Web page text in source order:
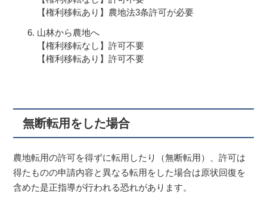
【権利移転あり】農地法3条許可が必要
山林から農地へ
【権利移転なし】許可不要
【権利移転あり】許可不要
無断転用をした場合
農地転用の許可を得ずに転用したり（無断転用）、許可は
得たものの申請内容と異なる転用をした場合は原状回復を
含めた是正指導が行われる恐れがあります。